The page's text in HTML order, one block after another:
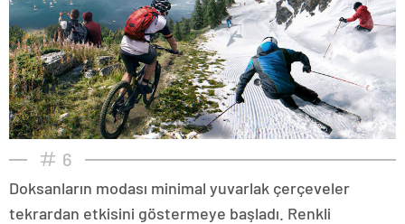
6
Doksanların modası minimal yuvarlak çerçeveler
tekrardan etkisini göstermeye başladı. Renkli